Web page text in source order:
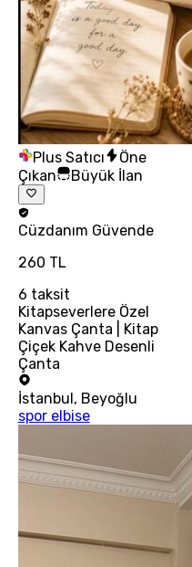
Plus Satıcı
Öne
Çıkan
Büyük İlan
Cüzdanım Güvende
260 TL
6 taksit
Kitapseverlere Özel
Kanvas Çanta | Kitap
Çiçek Kahve Desenli
Çanta
İstanbul, Beyoğlu
spor elbise